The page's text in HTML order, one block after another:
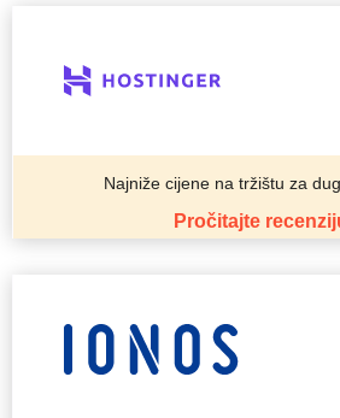
Najniže cijene na tržištu za
Pročitajte